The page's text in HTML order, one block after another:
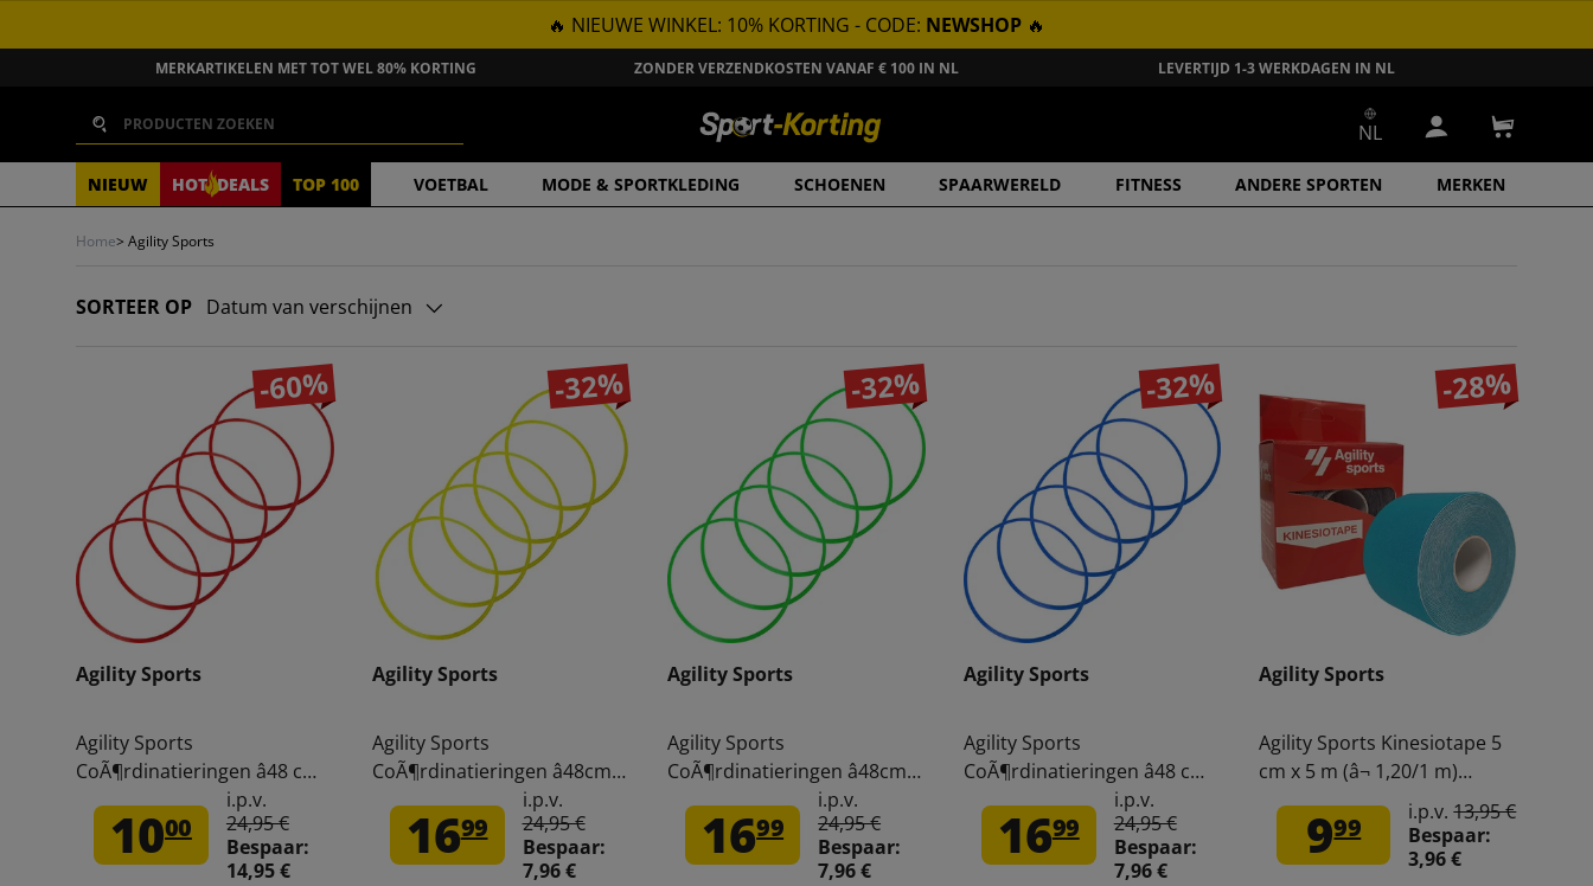
GA NAAR INHOUD
🔥 NIEUWE WINKEL: 10% KORTING - CODE: NEWSHOP 🔥
MERKARTIKELEN MET TOT WEL 80% KORTING ZONDER VERZENDKOSTEN VANAF € 100 IN NL LEVERTIJD 1-3 WERKDAGEN IN NL
NIEUW HOT DEALS TOP 100 VOETBAL MODE & SPORTKLEDING SCHOENEN SPAARWERELD FITNESS ANDERE SPORTEN MERKEN
Zoeken
NL Inloggen
Home> Agility Sports
SORTEER OP Datum van verschijnen
-60%
Agility Sports
Agility Sports
CoÃ¶rdinatieringen â48 cm
5-pak 228046
1000
i.p.v.
24,95 €
Bespaar:
14,95 €
-32%
Agility Sports
Agility Sports
CoÃ¶rdinatieringen â48cm
5-pak 228053
1699
i.p.v.
24,95 €
Bespaar:
7,96 €
-32%
Agility Sports
Agility Sports
CoÃ¶rdinatieringen â48cm
5-pak 228534
1699
i.p.v.
24,95 €
Bespaar:
7,96 €
-32%
Agility Sports
Agility Sports
CoÃ¶rdinatieringen â48 cm
5-pak 228510
1699
i.p.v.
24,95 €
Bespaar:
7,96 €
-28%
Agility Sports
Agility Sports Kinesiotape 5
cm x 5 m (â¬ 1,20/1 m)
228473
999 i.p.v.13,95 €
Bespaar:
3,96 €